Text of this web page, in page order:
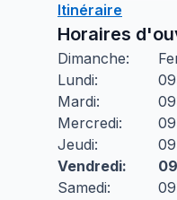
Itinéraire
Horaires
Dimanche:
Lundi:
Mardi:
Mercredi:
Jeudi:
Vendredi:
Samedi: